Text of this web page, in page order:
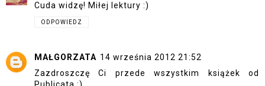
Cuda widzę! Miłej lektury :)
ODPOWIEDZ
MAŁGORZATA 14 września 2012 21:52
Zazdroszczę Ci przede wszystkim książek od
Publicata :)